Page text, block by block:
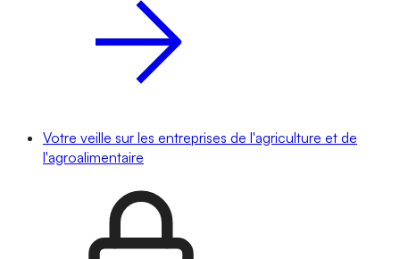
Votre veille sur les entreprises de l'agriculture et de
l'agroalimentaire